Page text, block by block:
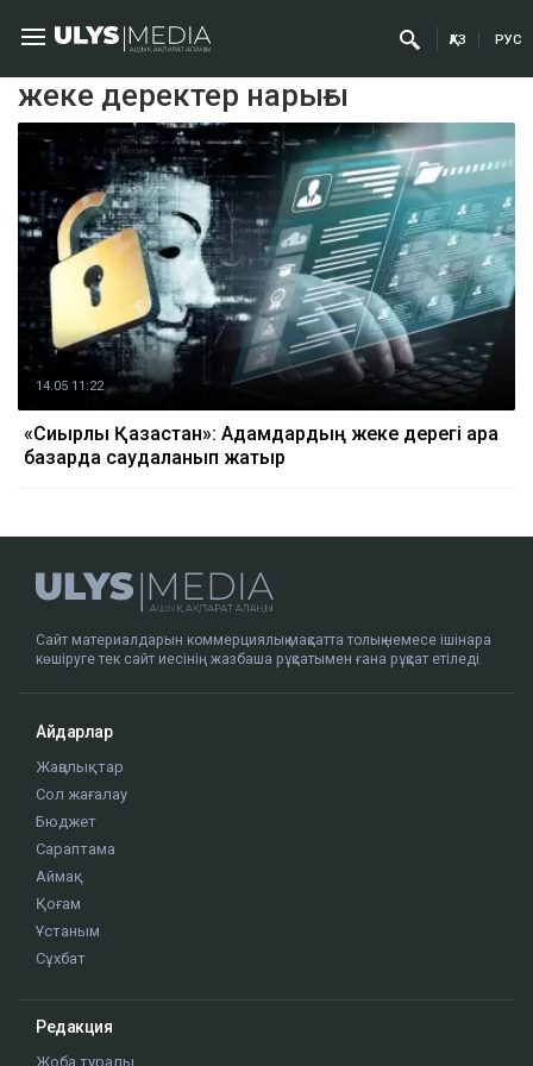
ҚАЗ РУС
жеке деректер нарығы
14.05 11:22
«Сиқырлы Қазақстан»: Адамдардың жеке дерегі қара
базарда саудаланып жатыр
Сайт материалдарын коммерциялық мақсатта толық немесе ішінара
көшіруге тек сайт иесінің жазбаша рұқсатымен ғана рұқсат етіледі.
Айдарлар
Жаңалықтар
Сол жағалау
Бюджет
Сараптама
Аймақ
Қоғам
Ұстаным
Сұхбат
Редакция
Жоба туралы